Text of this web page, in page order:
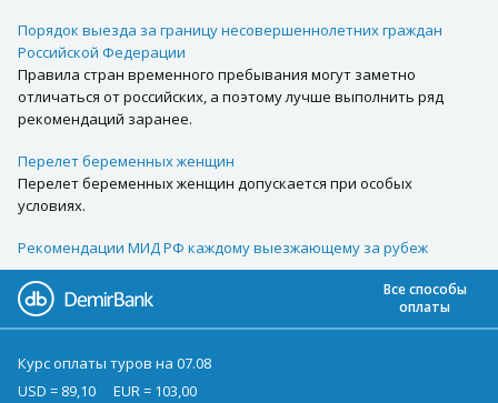
Порядок выезда за границу несовершеннолетних граждан
Российской Федерации
Правила стран временного пребывания могут заметно
отличаться от российских, а поэтому лучше выполнить ряд
рекомендаций заранее.
Перелет беременных женщин
Перелет беременных женщин допускается при особых
условиях.
Рекомендации МИД РФ каждому выезжающему за рубеж
Все способы
оплаты
Курс оплаты туров на 07.08
USD = 89,10
EUR = 103,00